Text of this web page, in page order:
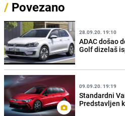
/ Povezano
28.09.20. 19:10
ADAC došao
Golf dizelaš
09.09.20. 19:19
Standardni
Predstavljen